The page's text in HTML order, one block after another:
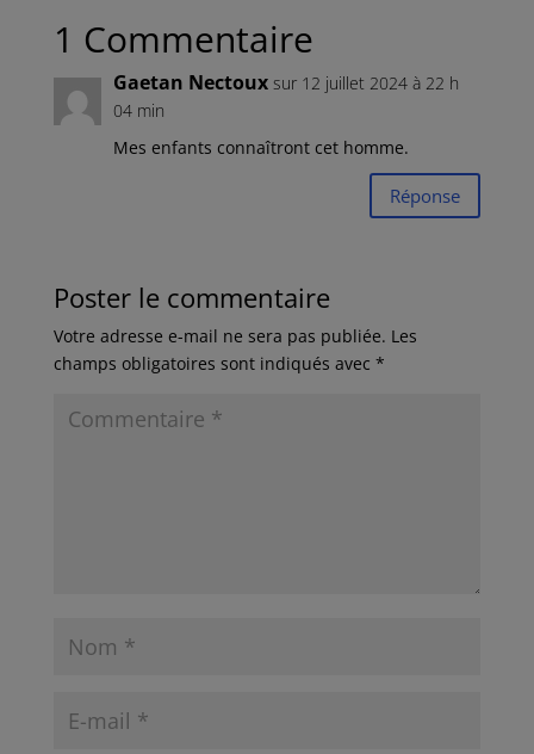
1 Commentaire
Gaetan Nectoux sur 12 juillet 2024 à 22 h
04 min
Mes enfants connaîtront cet homme.
Réponse
Poster le commentaire
Votre adresse e-mail ne sera pas publiée. Les
champs obligatoires sont indiqués avec *